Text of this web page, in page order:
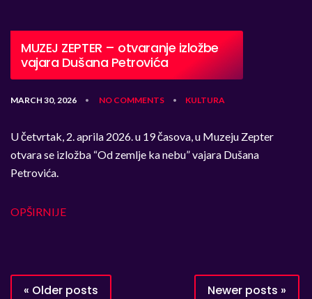
MUZEJ ZEPTER – otvaranje izložbe
vajara Dušana Petrovića
MARCH 30, 2026 • NO COMMENTS • KULTURA
U četvrtak, 2. aprila 2026. u 19 časova, u Muzeju Zepter
otvara se izložba “Od zemlje ka nebu” vajara Dušana
Petrovića.
OPŠIRNIJE
« Older posts Newer posts »